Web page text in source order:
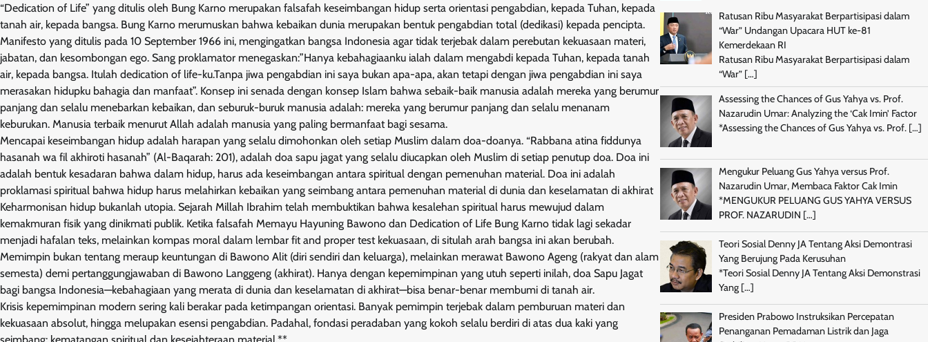
“Dedication of Life” yang ditulis oleh Bung Karno merupakan falsafah keseimbangan hidup serta orientasi pengabdian, kepada Tuhan, kepada
tanah air, kepada bangsa. Bung Karno merumuskan bahwa kebaikan dunia merupakan bentuk pengabdian total (dedikasi) kepada pencipta.
Manifesto yang ditulis pada 10 September 1966 ini, mengingatkan bangsa Indonesia agar tidak terjebak dalam perebutan kekuasaan materi,
jabatan, dan kesombongan ego. Sang proklamator menegaskan:”Hanya kebahagiaanku ialah dalam mengabdi kepada Tuhan, kepada tanah
air, kepada bangsa. Itulah dedication of life-ku.Tanpa jiwa pengabdian ini saya bukan apa-apa, akan tetapi dengan jiwa pengabdian ini saya
merasakan hidupku bahagia dan manfaat”. Konsep ini senada dengan konsep Islam bahwa sebaik-baik manusia adalah mereka yang berumur
panjang dan selalu menebarkan kebaikan, dan seburuk-buruk manusia adalah: mereka yang berumur panjang dan selalu menanam
keburukan. Manusia terbaik menurut Allah adalah manusia yang paling bermanfaat bagi sesama.
Mencapai keseimbangan hidup adalah harapan yang selalu dimohonkan oleh setiap Muslim dalam doa-doanya. “Rabbana atina fiddunya
hasanah wa fil akhiroti hasanah” (Al-Baqarah: 201), adalah doa sapu jagat yang selalu diucapkan oleh Muslim di setiap penutup doa. Doa ini
adalah bentuk kesadaran bahwa dalam hidup, harus ada keseimbangan antara spiritual dengan pemenuhan material. Doa ini adalah
proklamasi spiritual bahwa hidup harus melahirkan kebaikan yang seimbang antara pemenuhan material di dunia dan keselamatan di akhirat
Keharmonisan hidup bukanlah utopia. Sejarah Millah Ibrahim telah membuktikan bahwa kesalehan spiritual harus mewujud dalam
kemakmuran fisik yang dinikmati publik. Ketika falsafah Memayu Hayuning Bawono dan Dedication of Life Bung Karno tidak lagi sekadar
menjadi hafalan teks, melainkan kompas moral dalam lembar fit and proper test kekuasaan, di situlah arah bangsa ini akan berubah.
Memimpin bukan tentang meraup keuntungan di Bawono Alit (diri sendiri dan keluarga), melainkan merawat Bawono Ageng (rakyat dan alam
semesta) demi pertanggungjawaban di Bawono Langgeng (akhirat). Hanya dengan kepemimpinan yang utuh seperti inilah, doa Sapu Jagat
bagi bangsa Indonesia—kebahagiaan yang merata di dunia dan keselamatan di akhirat—bisa benar-benar membumi di tanah air.
Krisis kepemimpinan modern sering kali berakar pada ketimpangan orientasi. Banyak pemimpin terjebak dalam pemburuan materi dan
kekuasaan absolut, hingga melupakan esensi pengabdian. Padahal, fondasi peradaban yang kokoh selalu berdiri di atas dua kaki yang
Ratusan Ribu Masyarakat Berpartisipasi dalam
“War” Undangan Upacara HUT ke-81
Kemerdekaan RI
Ratusan Ribu Masyarakat Berpartisipasi dalam
“War” […]
Assessing the Chances of Gus Yahya vs. Prof.
Nazarudin Umar: Analyzing the ‘Cak Imin’ Factor
*Assessing the Chances of Gus Yahya vs. Prof. […]
Mengukur Peluang Gus Yahya versus Prof.
Nazarudin Umar, Membaca Faktor Cak Imin
*MENGUKUR PELUANG GUS YAHYA VERSUS
PROF. NAZARUDIN […]
Teori Sosial Denny JA Tentang Aksi Demontrasi
Yang Berujung Pada Kerusuhan
*Teori Sosial Denny JA Tentang Aksi Demonstrasi
Yang […]
Presiden Prabowo Instruksikan Percepatan
Penanganan Pemadaman Listrik dan Jaga